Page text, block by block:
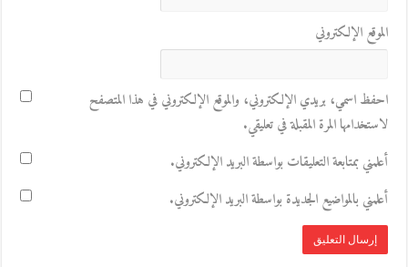
الموقع الإلكتروني
احفظ اسمي، بريدي الإلكتروني، والموقع الإلكتروني في هذا المتصفح
لاستخدامها المرة المقبلة في تعليقي.
أعلمني بمتابعة التعليقات بواسطة البريد الإلكتروني.
أعلمني بالمواضيع الجديدة بواسطة البريد الإلكتروني.